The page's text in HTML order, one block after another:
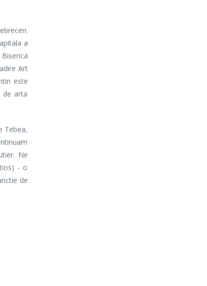
a
Art
este
de arta
Tebea,
Ne
- o
de